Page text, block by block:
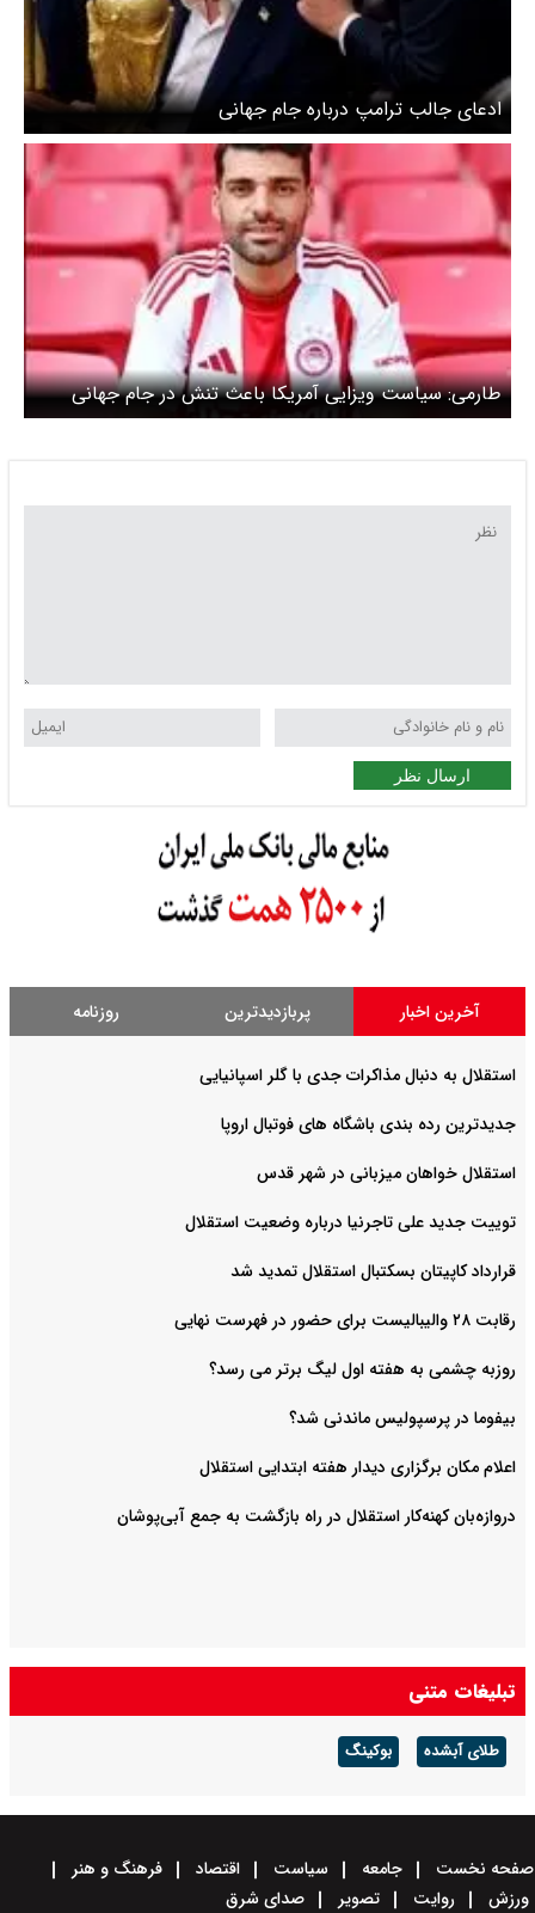
ادعای جالب ترامپ درباره جام جهانی
طارمی: سیاست‌ ویزایی آمریکا باعث تنش در جام جهانی
است
ارسال نظر
آخرین اخبار پربازدیدترین روزنامه
استقلال به دنبال مذاکرات جدی با گلر اسپانیایی
جدیدترین رده بندی باشگاه های فوتبال اروپا
استقلال خواهان میزبانی در شهر قدس
توییت جدید علی تاجرنیا درباره وضعیت استقلال
قرارداد کاپیتان بسکتبال استقلال تمدید شد
رقابت ۲۸ والیبالیست برای حضور در فهرست نهایی
روزبه چشمی به هفته اول لیگ برتر می رسد؟
بیفوما در پرسپولیس ماندنی شد؟
اعلام مکان برگزاری دیدار هفته ابتدایی استقلال
دروازه‌بان کهنه‌کار استقلال در راه بازگشت به جمع آبی‌پوشان
تبلیغات متنی
طلای آبشده بوکینگ
صفحه نخست جامعه سیاست اقتصاد
فرهنگ و هنر
ورزش
روایت تصویر صدای شرق